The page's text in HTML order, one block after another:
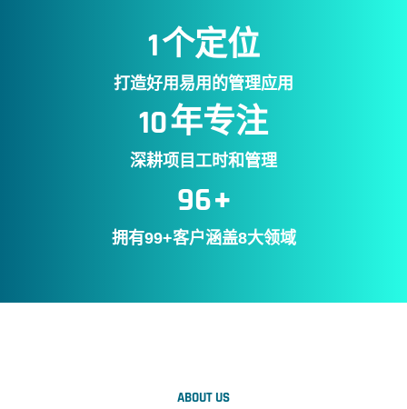
1个定位
打造好用易用的管理应用
10年专注
深耕项目工时和管理
99+
拥有99+客户涵盖8大领域
ABOUT US